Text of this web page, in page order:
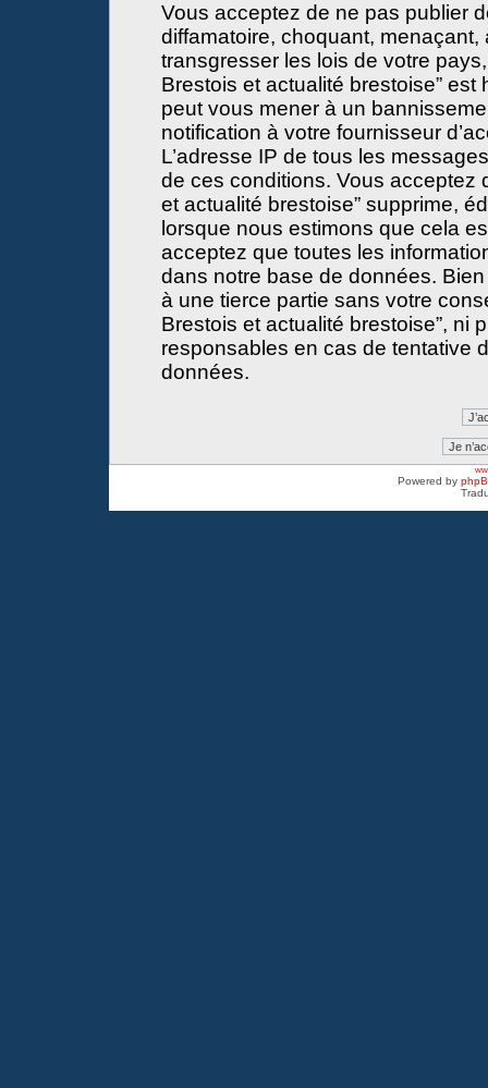
Vous acceptez de ne pas publier
diffamatoire, choquant,
transgresser les lois de votre
Brestois et actualité brestoise”
peut vous mener à un
notification à votre fournisseur
L’adresse IP de tous les
de ces conditions. Vous acceptez
et actualité brestoise” supprime,
lorsque nous estimons que cela
acceptez que toutes les
dans notre base de données.
à une tierce partie sans votre
Brestois et actualité brestoise”, ni
responsables en cas de tentative
données.
Powered by